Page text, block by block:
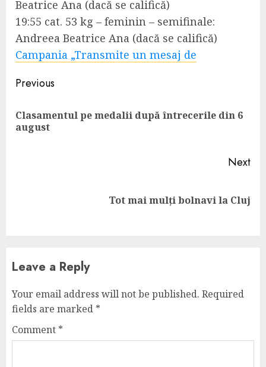
Beatrice Ana (dacă se califică)
19:55 cat. 53 kg – feminin – semifinale:
Andreea Beatrice Ana (dacă se califică)
Campania „Transmite un mesaj de
Continue
Reading
Previous
Clasamentul pe medalii după întrecerile din 6
august
Next
Tot mai mulți bolnavi la Cluj
Leave a Reply
Your email address will not be published. Required
fields are marked *
Comment *